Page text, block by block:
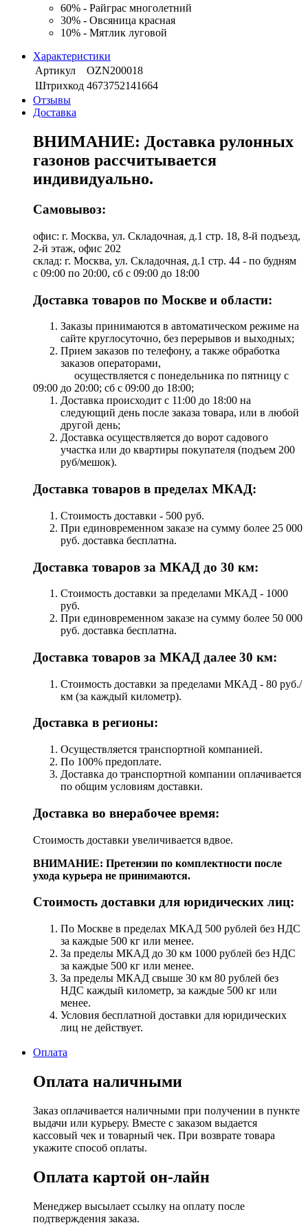
60% - Райграс многолетний
30% - Овсяница красная
10% - Мятлик луговой
Характеристики
Артикул
OZN200018
Штрихкод 4673752141664
Отзывы
Доставка
ВНИМАНИЕ: Доставка рулонных
газонов рассчитывается
индивидуально.
Самовывоз:
офис: г. Москва, ул. Складочная, д.1 стр. 18, 8-й подъезд,
2-й этаж, офис 202
склад: г. Москва, ул. Складочная, д.1 стр. 44 - по будням
с 09:00 по 20:00, сб с 09:00 до 18:00
Доставка товаров по Москве и области:
Заказы принимаются в автоматическом режиме на
сайте круглосуточно, без перерывов и выходных;
Прием заказов по телефону, а также обработка
заказов операторами,
осуществляется с понедельника по пятницу с
09:00 до 20:00; сб с 09:00 до 18:00;
Доставка происходит с 11:00 до 18:00 на
следующий день после заказа товара, или в любой
другой день;
Доставка осуществляется до ворот садового
участка или до квартиры покупателя (подъем 200
руб/мешок).
Доставка товаров в пределах МКАД:
Стоимость доставки - 500 руб.
При единовременном заказе на сумму более 25 000
руб. доставка бесплатна.
Доставка товаров за МКАД до 30 км:
Стоимость доставки за пределами МКАД - 1000
руб.
При единовременном заказе на сумму более 50 000
руб. доставка бесплатна.
Доставка товаров за МКАД далее 30 км:
Стоимость доставки за пределами МКАД - 80 руб./
км (за каждый километр).
Доставка в регионы:
Осуществляется транспортной компанией.
По 100% предоплате.
Доставка до транспортной компании оплачивается
по общим условиям доставки.
Доставка во внерабочее время:
Стоимость доставки увеличивается вдвое.
ВНИМАНИЕ: Претензии по комплектности после
ухода курьера не принимаются.
Стоимость доставки для юридических лиц:
По Москве в пределах МКАД 500 рублей без НДС
за каждые 500 кг или менее.
За пределы МКАД до 30 км 1000 рублей без НДС
за каждые 500 кг или менее.
За пределы МКАД свыше 30 км 80 рублей без
НДС каждый километр, за каждые 500 кг или
менее.
Условия бесплатной доставки для юридических
лиц не действует.
Оплата
Оплата наличными
Заказ оплачивается наличными при получении в пункте
выдачи или курьеру. Вместе с заказом выдается
кассовый чек и товарный чек. При возврате товара
укажите способ оплаты.
Оплата картой он-лайн
Менеджер высылает ссылку на оплату после
подтверждения заказа.